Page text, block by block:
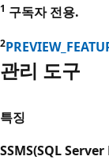
1 구독자 전용.
2
관리 도구
특징
SSMS(SQL